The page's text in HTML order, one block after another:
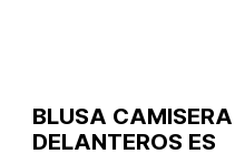
BLUSA
DELANTEROS ES